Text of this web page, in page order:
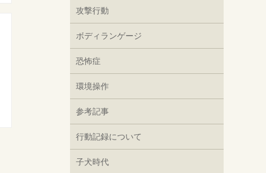
攻撃行動
ボディランゲージ
恐怖症
環境操作
参考記事
行動記録について
子犬時代